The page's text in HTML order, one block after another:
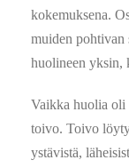
kokemuksena.
muiden pohtivan
huolineen yksin,
Vaikka huolia oli
toivo. Toivo
ystävistä,